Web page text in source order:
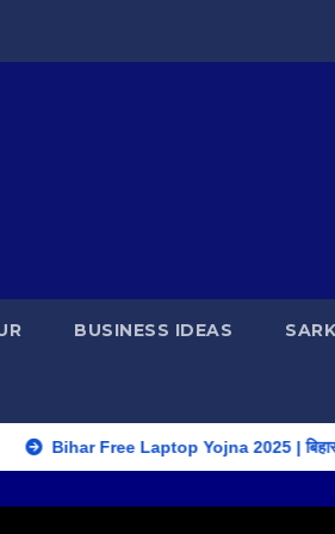
BUSINESS IDEAS
Free Laptop Yojna 2025 | बिहार फ्री